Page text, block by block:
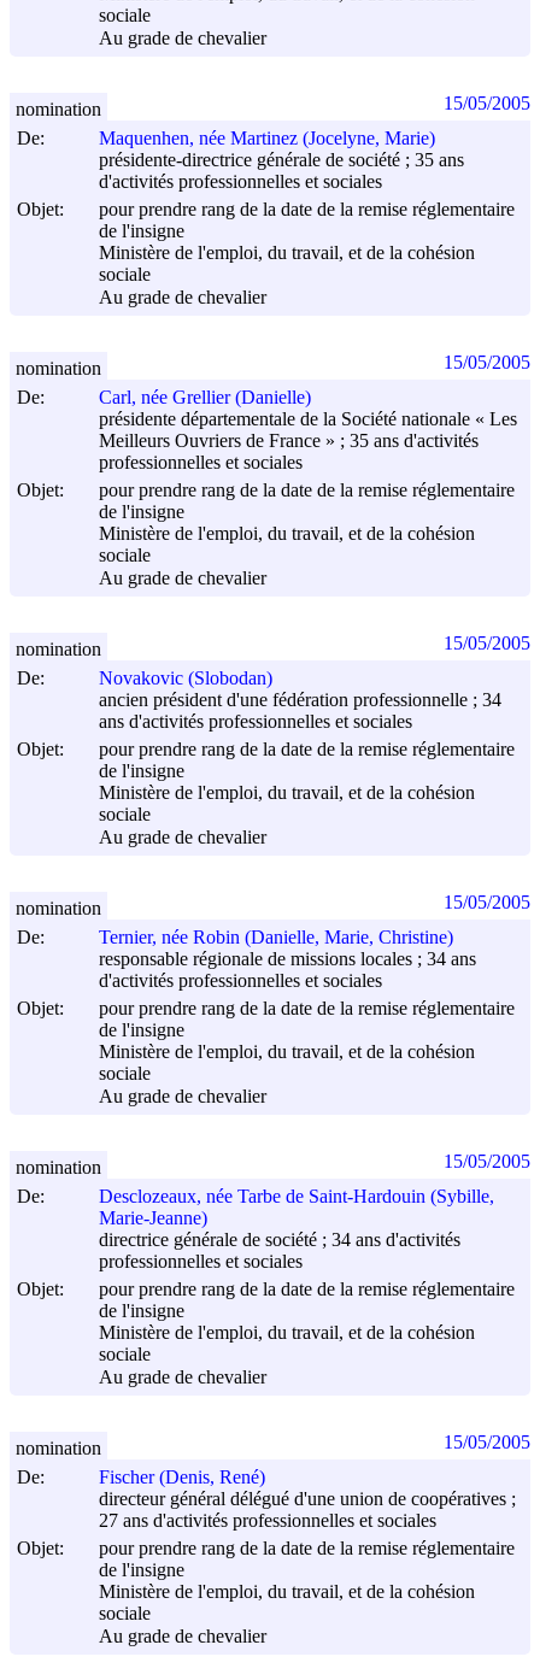
sociale
Au grade de chevalier
De:
Maquenhen, née Martinez (Jocelyne, Marie)
présidente-directrice générale de société ; 35 ans
d'activités professionnelles et sociales
Objet:
pour prendre rang de la date de la remise réglementaire
de l'insigne
Ministère de l'emploi, du travail, et de la cohésion
sociale
Au grade de chevalier
nomination 15/05/2005
De:
Carl, née Grellier (Danielle)
présidente départementale de la Société nationale « Les
Meilleurs Ouvriers de France » ; 35 ans d'activités
professionnelles et sociales
Objet:
pour prendre rang de la date de la remise réglementaire
de l'insigne
Ministère de l'emploi, du travail, et de la cohésion
sociale
Au grade de chevalier
nomination 15/05/2005
De:
Novakovic (Slobodan)
ancien président d'une fédération professionnelle ; 34
ans d'activités professionnelles et sociales
Objet:
pour prendre rang de la date de la remise réglementaire
de l'insigne
Ministère de l'emploi, du travail, et de la cohésion
sociale
Au grade de chevalier
nomination 15/05/2005
De:
Ternier, née Robin (Danielle, Marie, Christine)
responsable régionale de missions locales ; 34 ans
d'activités professionnelles et sociales
Objet:
pour prendre rang de la date de la remise réglementaire
de l'insigne
Ministère de l'emploi, du travail, et de la cohésion
sociale
Au grade de chevalier
nomination 15/05/2005
De:
Desclozeaux, née Tarbe de Saint-Hardouin (Sybille,
Marie-Jeanne)
directrice générale de société ; 34 ans d'activités
professionnelles et sociales
Objet:
pour prendre rang de la date de la remise réglementaire
de l'insigne
Ministère de l'emploi, du travail, et de la cohésion
sociale
Au grade de chevalier
nomination 15/05/2005
De:
Fischer (Denis, René)
directeur général délégué d'une union de coopératives ;
27 ans d'activités professionnelles et sociales
Objet:
pour prendre rang de la date de la remise réglementaire
de l'insigne
Ministère de l'emploi, du travail, et de la cohésion
sociale
Au grade de chevalier
nomination 15/05/2005